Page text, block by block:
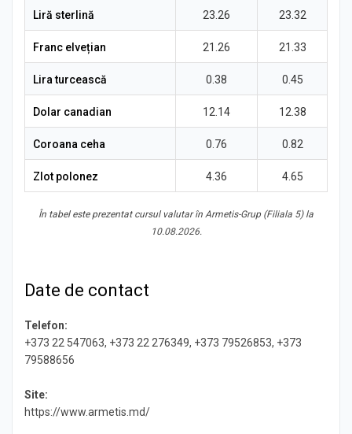
Liră sterlină 23.26 23.32
Franc elvețian 21.26 21.33
Lira turcească 0.38 0.45
Dolar canadian 12.14 12.38
Coroana ceha 0.76 0.82
Zlot polonez 4.36 4.65
În tabel este prezentat cursul valutar în Armetis-Grup (Filiala 5) la
10.08.2026.
Date de contact
Telefon:
+373 22 547063, +373 22 276349, +373 79526853, +373
79588656
Site:
https://www.armetis.md/